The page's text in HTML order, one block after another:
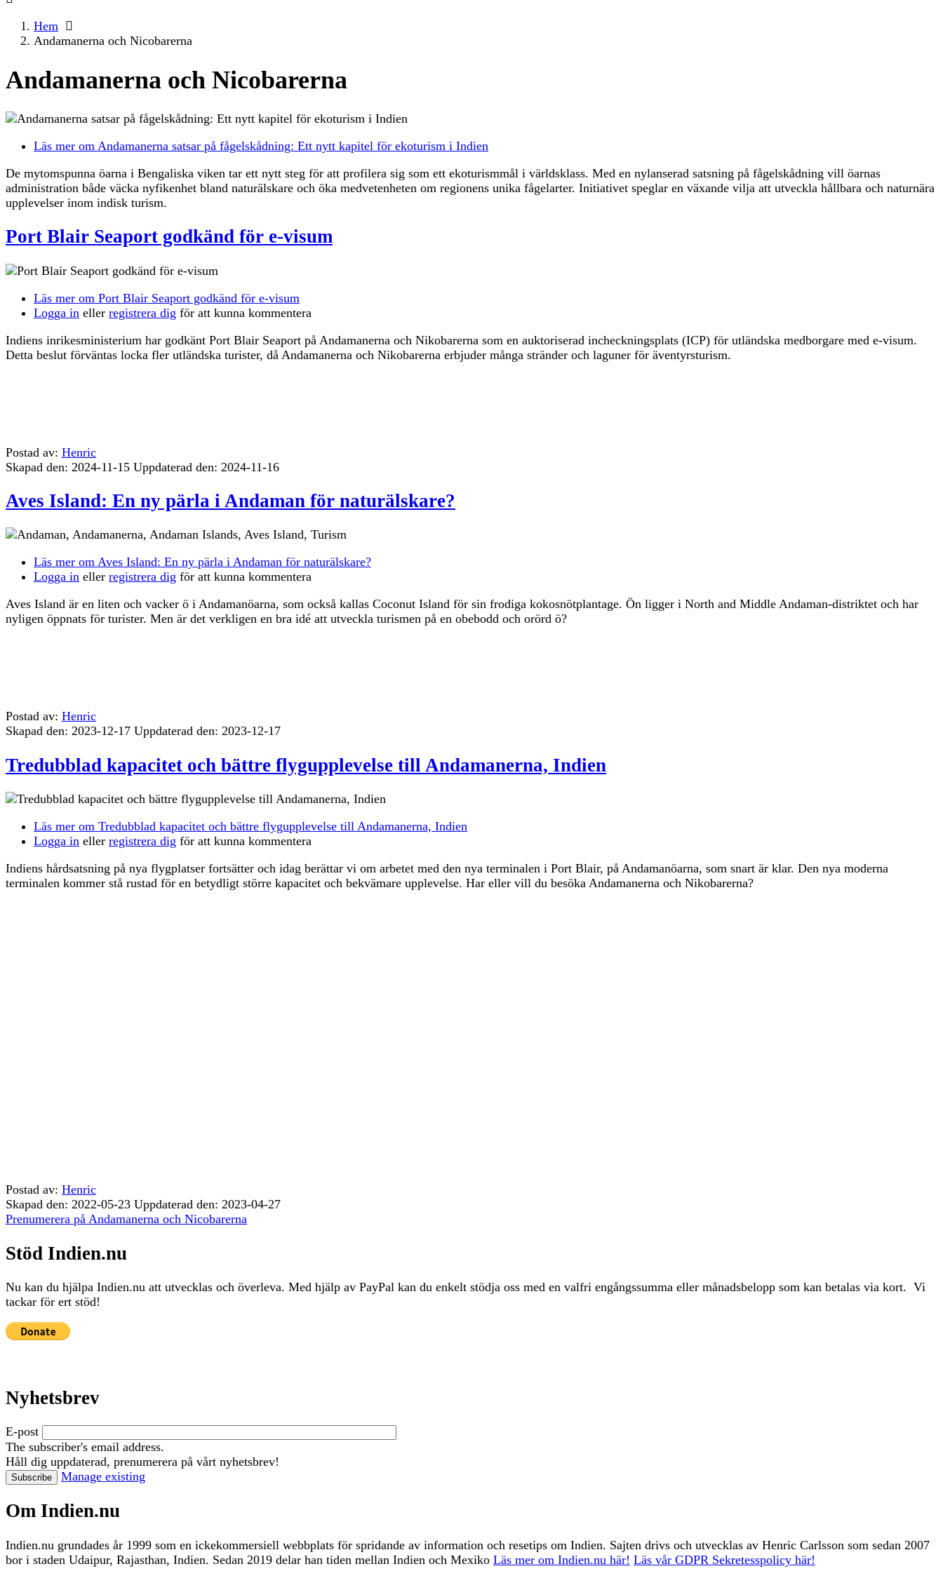
Hem
Andamanerna och Nicobarerna
Andamanerna och Nicobarerna
Läs mer om Andamanerna satsar på fågelskådning: Ett nytt kapitel för ekoturism i Indien
De mytomspunna öarna i Bengaliska viken tar ett nytt steg för att profilera sig som ett ekoturismmål i världsklass. Med en nylanserad satsning på fågelskådning vill öarnas
administration både väcka nyfikenhet bland naturälskare och öka medvetenheten om regionens unika fågelarter. Initiativet speglar en växande vilja att utveckla hållbara och naturnära
upplevelser inom indisk turism.
Port Blair Seaport godkänd för e-visum
Läs mer om Port Blair Seaport godkänd för e-visum
Logga in eller registrera dig för att kunna kommentera
Indiens inrikesministerium har godkänt Port Blair Seaport på Andamanerna och Nikobarerna som en auktoriserad incheckningsplats (ICP) för utländska medborgare med e-visum.
Detta beslut förväntas locka fler utländska turister, då Andamanerna och Nikobarerna erbjuder många stränder och laguner för äventyrsturism.
Postad av: Henric
Skapad den: 2024-11-15 Uppdaterad den: 2024-11-16
Aves Island: En ny pärla i Andaman för naturälskare?
Läs mer om Aves Island: En ny pärla i Andaman för naturälskare?
Logga in eller registrera dig för att kunna kommentera
Aves Island är en liten och vacker ö i Andamanöarna, som också kallas Coconut Island för sin frodiga kokosnötplantage. Ön ligger i North and Middle Andaman-distriktet och har
nyligen öppnats för turister. Men är det verkligen en bra idé att utveckla turismen på en obebodd och orörd ö?
Postad av: Henric
Skapad den: 2023-12-17 Uppdaterad den: 2023-12-17
Tredubblad kapacitet och bättre flygupplevelse till Andamanerna, Indien
Läs mer om Tredubblad kapacitet och bättre flygupplevelse till Andamanerna, Indien
Logga in eller registrera dig för att kunna kommentera
Indiens hårdsatsning på nya flygplatser fortsätter och idag berättar vi om arbetet med den nya terminalen i Port Blair, på Andamanöarna, som snart är klar. Den nya moderna
terminalen kommer stå rustad för en betydligt större kapacitet och bekvämare upplevelse. Har eller vill du besöka Andamanerna och Nikobarerna?
Postad av: Henric
Skapad den: 2022-05-23 Uppdaterad den: 2023-04-27
Prenumerera på Andamanerna och Nicobarerna
Stöd Indien.nu
Nu kan du hjälpa Indien.nu att utvecklas och överleva. Med hjälp av PayPal kan du enkelt stödja oss med en valfri engångssumma eller månadsbelopp som kan betalas via kort. Vi
tackar för ert stöd!
Nyhetsbrev
E-post
The subscriber's email address.
Håll dig uppdaterad, prenumerera på vårt nyhetsbrev!
Manage existing
Om Indien.nu
Indien.nu grundades år 1999 som en ickekommersiell webbplats för spridande av information och resetips om Indien. Sajten drivs och utvecklas av Henric Carlsson som sedan 2007
bor i staden Udaipur, Rajasthan, Indien. Sedan 2019 delar han tiden mellan Indien och Mexiko Läs mer om Indien.nu här! Läs vår GDPR Sekretesspolicy här!